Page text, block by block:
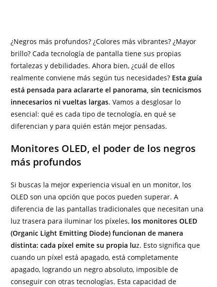
¿Negros más profundos? ¿Colores más vibrantes? ¿Mayor
brillo? Cada tecnología de pantalla tiene sus propias
fortalezas y debilidades. Ahora bien, ¿cuál de ellos
realmente conviene más según tus necesidades? Esta guía
está pensada para aclararte el panorama, sin tecnicismos
innecesarios ni vueltas largas. Vamos a desglosar lo
esencial: qué es cada tipo de tecnología, en qué se
diferencian y para quién están mejor pensadas.
Monitores OLED, el poder de los negros
más profundos
Si buscas la mejor experiencia visual en un monitor, los
OLED son una opción que pocos pueden superar. A
diferencia de las pantallas tradicionales que necesitan una
luz trasera para iluminar los píxeles, los monitores OLED
(Organic Light Emitting Diode) funcionan de manera
distinta: cada píxel emite su propia luz. Esto significa que
cuando un píxel está apagado, está completamente
apagado, logrando un negro absoluto, imposible de
conseguir con otras tecnologías. Esta capacidad de